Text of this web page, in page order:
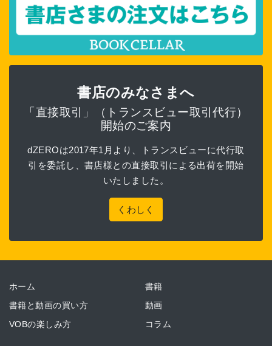
書店のみなさまへ
「直接取引」（トランスビュー取引代行）
開始のご案内
dZEROは2017年1月より、トランスビューに代行取
引を委託し、書店様との直接取引による出荷を開始
いたしました。
くわしく
ホーム
書籍と動画の買い方
VOBの楽しみ方
書籍
動画
コラム